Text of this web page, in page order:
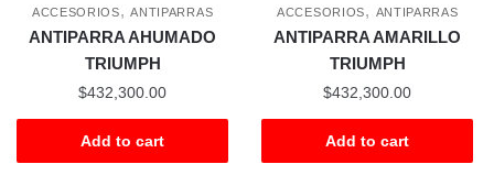
ACCESORIOS,ANTIPARRAS
ANTIPARRA AHUMADO
TRIUMPH
$432,300.00
Add to cart
ACCESORIOS, ANTIPARRAS
ANTIPARRA AMARILLO
TRIUMPH
$432,300.00
Add to cart